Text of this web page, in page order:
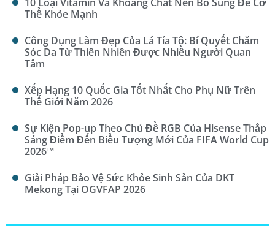
10 Loại Vitamin Và Khoáng Chất Nên Bổ Sung Để Cơ
Thể Khỏe Mạnh
Công Dụng Làm Đẹp Của Lá Tía Tô: Bí Quyết Chăm
Sóc Da Từ Thiên Nhiên Được Nhiều Người Quan
Tâm
Xếp Hạng 10 Quốc Gia Tốt Nhất Cho Phụ Nữ Trên
Thế Giới Năm 2026
Sự Kiện Pop-up Theo Chủ Đề RGB Của Hisense Thắp
Sáng Điểm Đến Biểu Tượng Mới Của FIFA World Cup
2026™
Giải Pháp Bảo Vệ Sức Khỏe Sinh Sản Của DKT
Mekong Tại OGVFAP 2026